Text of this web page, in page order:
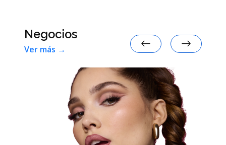
Negocios
Ver más →